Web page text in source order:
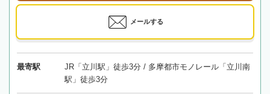
メールする
最寄駅
JR「立川駅」徒歩3分 / 多摩都市モノレール「立川南
駅」徒歩3分